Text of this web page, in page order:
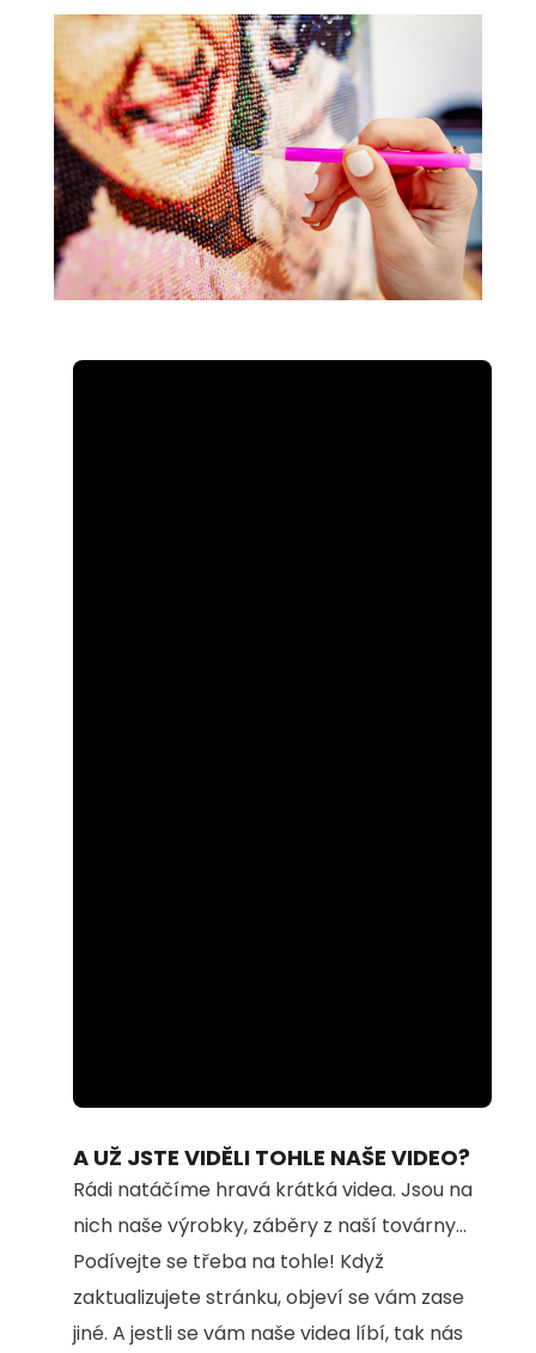
100.00%
A UŽ JSTE VIDĚLI TOHLE NAŠE VIDEO?
Rádi natáčíme hravá krátká videa. Jsou na
nich naše výrobky, záběry z naší továrny...
Podívejte se třeba na tohle! Když
zaktualizujete stránku, objeví se vám zase
jiné. A jestli se vám naše videa líbí, tak nás